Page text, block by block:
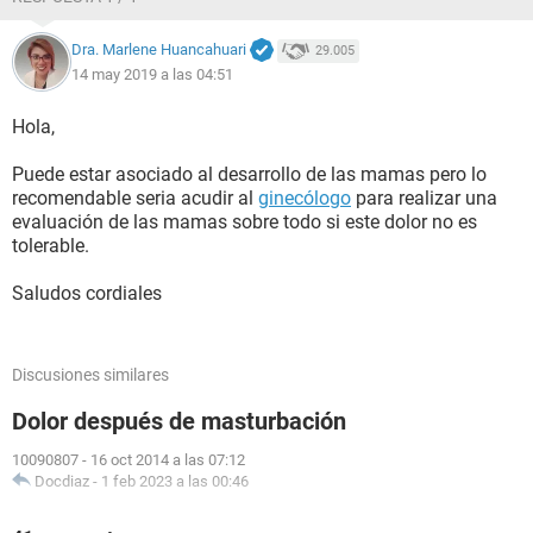
Dra. Marlene Huancahuari 29.005
14 may 2019 a las 04:51
Hola,
Puede estar asociado al desarrollo de las mamas pero lo
recomendable seria acudir al ginecólogo para realizar una
evaluación de las mamas sobre todo si este dolor no es
tolerable.
Saludos cordiales
Discusiones similares
Dolor después de masturbación
10090807 - 16 oct 2014 a las 07:12
Docdiaz - 1 feb 2023 a las 00:46